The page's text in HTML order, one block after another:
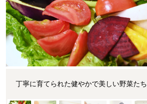
丁寧に育てられた健やかで美しい野菜たち